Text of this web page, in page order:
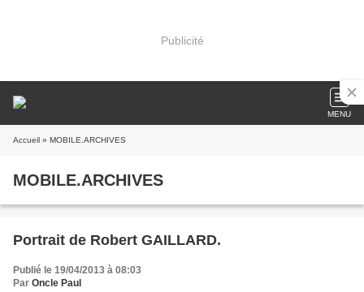
Publicité
MENU
Accueil » MOBILE.ARCHIVES
MOBILE.ARCHIVES
Portrait de Robert GAILLARD.
Publié le 19/04/2013 à 08:03
Par Oncle Paul